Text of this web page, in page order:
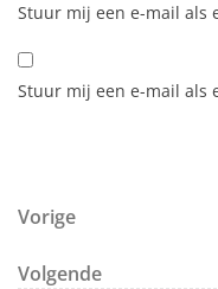
Stuur mij een e-mail als
Stuur mij een e-mail als
Vorig bericht
Vorige
Volgend bericht
Volgende